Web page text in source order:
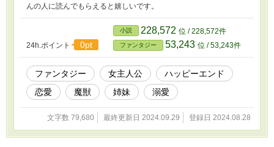
んの人に読んでもらえると嬉しいです。
24h.ポイント 0pt
小説 228,572 位 / 228,572件
ファンタジー 53,243 位 / 53,243件
ファンタジー 女主人公
ハッピーエンド
恋愛
魔獣 姉妹 溺愛
文字数 79,680 最終更新日 2024.09.29 登録日 2024.08.28